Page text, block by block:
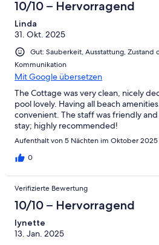
10/10 – Hervorragend
Linda
31. Okt. 2025
Gut: Sauberkeit, Ausstattung, Zustand
Kommunikation
Mit Google übersetzen
The Cottage was very clean, nicely
pool lovely. Having all beach
convenient. The staff was friendly
stay; highly recommended!
Aufenthalt von 5 Nächten im Oktober 2025
0
Verifizierte Bewertung
10/10 – Hervorragend
lynette
13. Jan. 2025